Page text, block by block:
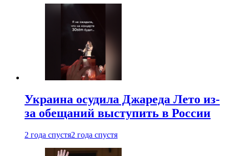
Украина осудила Джареда Лето из-
за обещаний выступить в России
2 года спустя2 года спустя